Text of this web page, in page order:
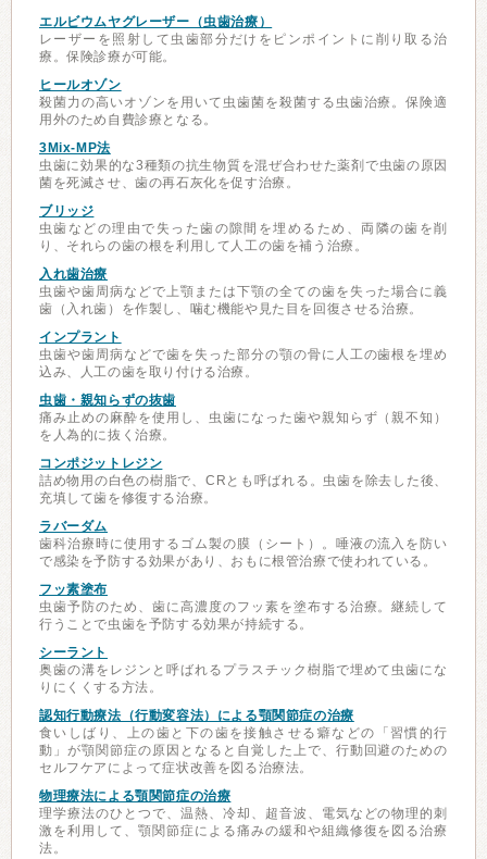
エルビウムヤグレーザー（虫歯治療）
レーザーを照射して虫歯部分だけをピンポイントに削り取る治
療。保険診療が可能。
ヒールオゾン
殺菌力の高いオゾンを用いて虫歯菌を殺菌する虫歯治療。保険適
用外のため自費診療となる。
3Mix-MP法
虫歯に効果的な3種類の抗生物質を混ぜ合わせた薬剤で虫歯の原因
菌を死滅させ、歯の再石灰化を促す治療。
ブリッジ
虫歯などの理由で失った歯の隙間を埋めるため、両隣の歯を削
り、それらの歯の根を利用して人工の歯を補う治療。
入れ歯治療
虫歯や歯周病などで上顎または下顎の全ての歯を失った場合に義
歯（入れ歯）を作製し、噛む機能や見た目を回復させる治療。
インプラント
虫歯や歯周病などで歯を失った部分の顎の骨に人工の歯根を埋め
込み、人工の歯を取り付ける治療。
虫歯・親知らずの抜歯
痛み止めの麻酔を使用し、虫歯になった歯や親知らず（親不知）
を人為的に抜く治療。
コンポジットレジン
詰め物用の白色の樹脂で、CRとも呼ばれる。虫歯を除去した後、
充填して歯を修復する治療。
ラバーダム
歯科治療時に使用するゴム製の膜（シート）。唾液の流入を防い
で感染を予防する効果があり、おもに根管治療で使われている。
フッ素塗布
虫歯予防のため、歯に高濃度のフッ素を塗布する治療。継続して
行うことで虫歯を予防する効果が持続する。
シーラント
奥歯の溝をレジンと呼ばれるプラスチック樹脂で埋めて虫歯にな
りにくくする方法。
認知行動療法（行動変容法）による顎関節症の治療
食いしばり、上の歯と下の歯を接触させる癖などの「習慣的行
動」が顎関節症の原因となると自覚した上で、行動回避のための
セルフケアによって症状改善を図る治療法。
物理療法による顎関節症の治療
理学療法のひとつで、温熱、冷却、超音波、電気などの物理的刺
激を利用して、顎関節症による痛みの緩和や組織修復を図る治療
法。